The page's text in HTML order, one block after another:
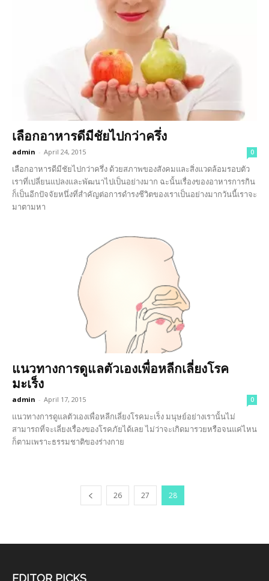
เลือกอาหารดีมีชัยไปกว่าครึ่ง
admin - April 24, 2015 0
เลือกอาหารดีมีชัยไปกว่าครึ่ง ด้วยสภาพของสังคมและสิ่งแวดล้อมรอบตัว
เราที่เปลี่ยนแปลงและพัฒนาไปเป็นอย่างมาก ฉะนั้นเรื่องของอาหารการกิน
ก็เป็นอีกปัจจัยหนึ่งที่สำคัญต่อการดำรงชีวิตของเราเป็นอย่างมากวันนี้เราจะ
มาตามหา
แนวทางการดูแลตัวเองเพื่อหลีกเลี่ยงโรค
มะเร็ง
admin - April 17, 2015 0
แนวทางการดูแลตัวเองเพื่อหลีกเลี่ยงโรคมะเร็ง มนุษย์อย่างเรานั้นไม่
สามารถที่จะเลี่ยงเรื่องของโรคภัยได้เลย ไม่ว่าจะเกิดมารวยหรือจนแค่ไหน
ก็ตามเพราะธรรมชาติของร่างกาย
26 27 28